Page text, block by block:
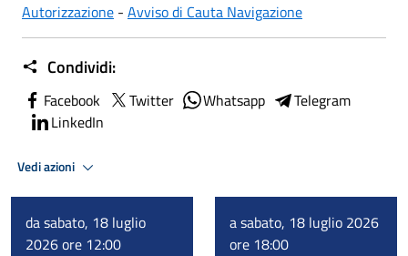
Autorizzazione - Avviso di Cauta Navigazione
Condividi:
Facebook Twitter Whatsapp
Telegram
LinkedIn
Vedi azioni
da sabato, 18 luglio
2026 ore 12:00
a sabato, 18 luglio 2026
ore 18:00